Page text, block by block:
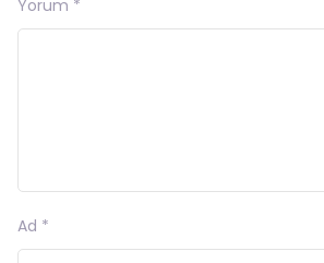
Yorum *
Ad *